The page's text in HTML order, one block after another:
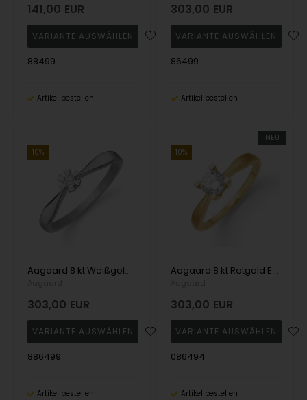
141,00 EUR
88499
Artikel bestellen
303,00 EUR
86499
Artikel bestellen
10%
Aagaard 8 kt Weißgold Eternity 6-fach Fingerring
303,00 EUR
886499
Artikel bestellen
NEU
10%
Aagaard 8 kt Rotgold Ewigkeitsring mit 4 Fingern
303,00 EUR
086494
Artikel bestellen